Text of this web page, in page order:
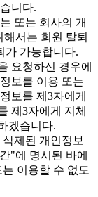
니다.
또는 회사의 개
서는 회원 탈퇴
가 가능합니다.
요청하신 경우에
보를 이용 또는
보를 제3자에게
제3자에게 지체
겠습니다.
제된 개인정보
"에 명시된 바에
이용할 수 없도